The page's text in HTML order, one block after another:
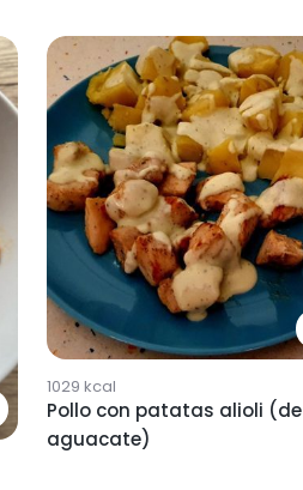
1029 kcal
Pollo con patatas alioli (de
aguacate)